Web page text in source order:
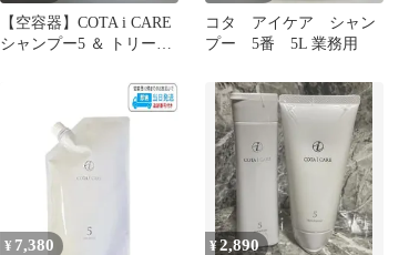
【空容器】COTA i CARE
シャンプー5 ＆ トリート
コタ アイケア シャン
プー 5番 5L 業務用
¥ 7,380 ¥2,890